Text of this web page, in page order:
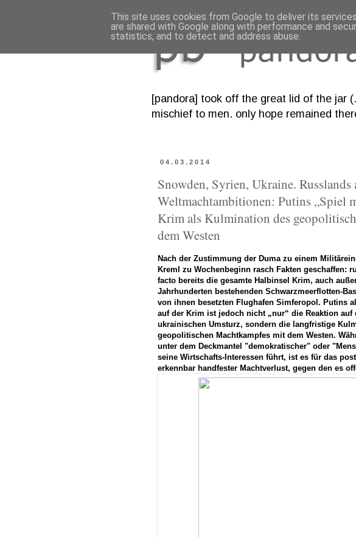
[pandora] took off the great lid of the jar
mischief to men. only hope remained
04.03.2014
Snowden, Syrien, Ukraine. Russlands
Weltmachtambitionen: Putins „Spiel
Krim als Kulmination des
dem Westen
Nach der Zustimmung der Duma zu einem
Kreml zu Wochenbeginn rasch Fakten geschaffen:
facto bereits die gesamte Halbinsel Krim, auch
Jahrhunderten bestehenden Schwarzmeerflotten-
von ihnen besetzten Flughafen Simferopol. Putins
auf der Krim ist jedoch nicht „nur“ die Reaktion
ukrainischen Umsturz, sondern die langfristige
geopolitischen Machtkampfes mit dem Westen.
unter dem Deckmantel "demokratischer" oder
seine Wirtschafts-Interessen führt, ist es für das
erkennbar handfester Machtverlust, gegen den es
This site uses cookies from Google to deliver its
are shared with Google along with performance and
statistics, and to detect and address abuse.